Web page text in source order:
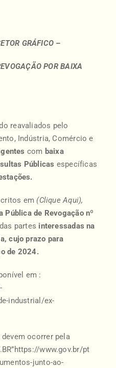
GRÁFICO –
POR BAIXA
reavaliados pelo
Indústria, Comércio e
com baixa
Públicas específicas
em (Clique Aqui),
Pública de Revogação nº
partes interessadas na
cujo prazo para
de 2024.
em :
industrial/ex-
ocorrer pela
https://www.gov.br/pt
junto-ao-